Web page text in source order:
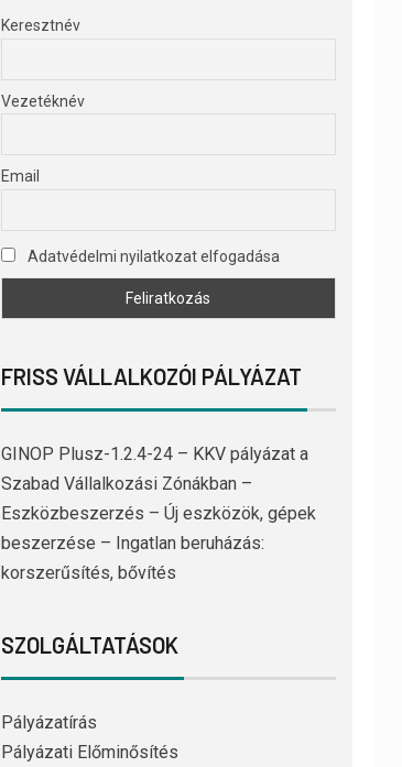
Keresztnév
Vezetéknév
Email
Adatvédelmi nyilatkozat elfogadása
FRISS VÁLLALKOZÓI PÁLYÁZAT
GINOP Plusz-1.2.4-24 – KKV pályázat a
Szabad Vállalkozási Zónákban –
Eszközbeszerzés – Új eszközök, gépek
beszerzése – Ingatlan beruházás:
korszerűsítés, bővítés
SZOLGÁLTATÁSOK
Pályázatírás
Pályázati Előminősítés